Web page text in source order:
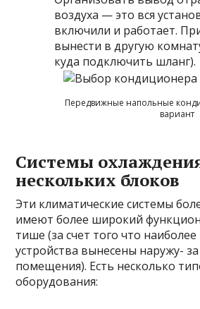
воздуха — это вся
включили и работает.
вынести в другую
куда подключить шланг).
Передвижные напольные
вариант
Системы
нескольких блоков
Эти климатические системы
имеют более широкий
тише (за счет того что
устройства вынесены наружу-
помещения). Есть несколько
оборудования: